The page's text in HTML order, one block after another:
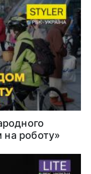
роботу»